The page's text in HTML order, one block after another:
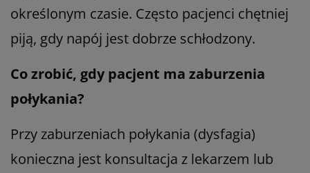
określonym czasie. Często pacjenci chętniej
piją, gdy napój jest dobrze schłodzony.
Co zrobić, gdy pacjent ma zaburzenia
połykania?
Przy zaburzeniach połykania (dysfagia)
konieczna jest konsultacja z lekarzem lub